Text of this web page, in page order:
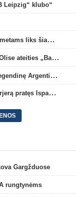
Leipzig“ klubo“
Ilgametis Roma“ saugas L. Pellegrini dar metams liks šiame klube
V. Kompany pasisakė apie gandus dėl M. Olise ateities „Bayern“ gretose
T. Almada paliks „Atletico“ ir persikels į legendinę Argentinos ekipą
„Brighton“ priklausantis F. Buonanotte karjerą pratęs Ispanijoje
Gargžduose
rungtynėms